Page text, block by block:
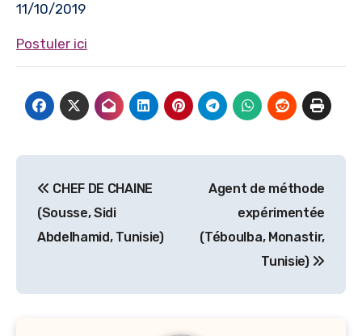
11/10/2019
Postuler ici
de
l’article
CHEF DE CHAINE
(Sousse, Sidi
Abdelhamid, Tunisie)
Agent de méthode
expérimentée
(Téboulba, Monastir,
Tunisie)